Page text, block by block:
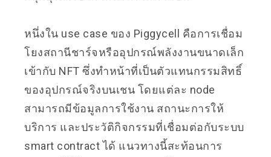
หนึ่งใน use case ของ Piggycell คือการเชื่อม
โยงสถานีชาร์จหรืออุปกรณ์พลังงานขนาดเล็ก
เข้ากับ NFT ซึ่งทำหน้าที่เป็นตัวแทนกรรมสิทธิ์
ของอุปกรณ์จริงบนเชน โดยแต่ละ node
สามารถมีข้อมูลการใช้งาน สถานะการให้
บริการ และประวัติกิจกรรมที่เชื่อมต่อกับระบบ
smart contract ได้ แนวทางนี้สะท้อนการ